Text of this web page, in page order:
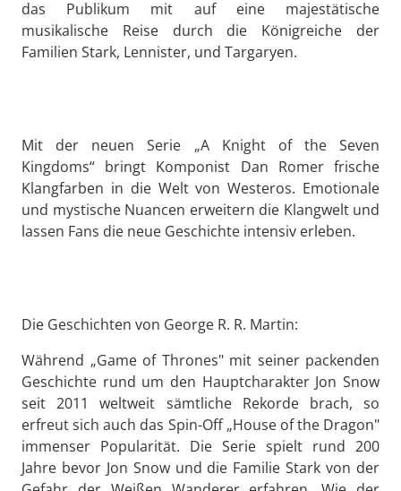
das Publikum mit auf eine majestätische
musikalische Reise durch die Königreiche der
Familien Stark, Lennister, und Targaryen.
Mit der neuen Serie „A Knight of the Seven
Kingdoms“ bringt Komponist Dan Romer frische
Klangfarben in die Welt von Westeros. Emotionale
und mystische Nuancen erweitern die Klangwelt und
lassen Fans die neue Geschichte intensiv erleben.
Die Geschichten von George R. R. Martin:
Während „Game of Thrones" mit seiner packenden
Geschichte rund um den Hauptcharakter Jon Snow
seit 2011 weltweit sämtliche Rekorde brach, so
erfreut sich auch das Spin-Off „House of the Dragon"
immenser Popularität. Die Serie spielt rund 200
Jahre bevor Jon Snow und die Familie Stark von der